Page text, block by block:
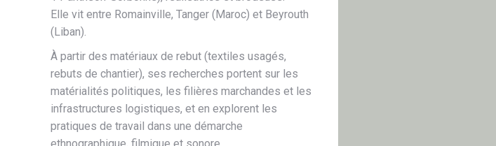
Elle vit entre Romainville, Tanger (Maroc) et Beyrouth
(Liban).
À partir des matériaux de rebut (textiles usagés,
rebuts de chantier), ses recherches portent sur les
matérialités politiques, les filières marchandes et les
infrastructures logistiques, et en explorent les
pratiques de travail dans une démarche